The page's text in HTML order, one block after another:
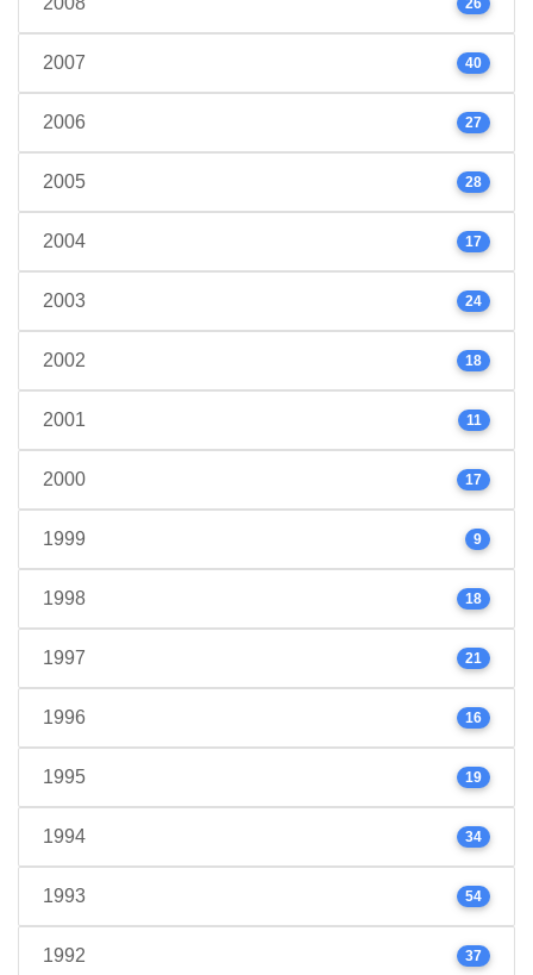
2007 40
2006 27
2005 28
2004 17
2003 24
2002 18
2001 11
2000 17
1999 9
1998 18
1997 21
1996 16
1995 19
1994 34
1993 54
1992 37